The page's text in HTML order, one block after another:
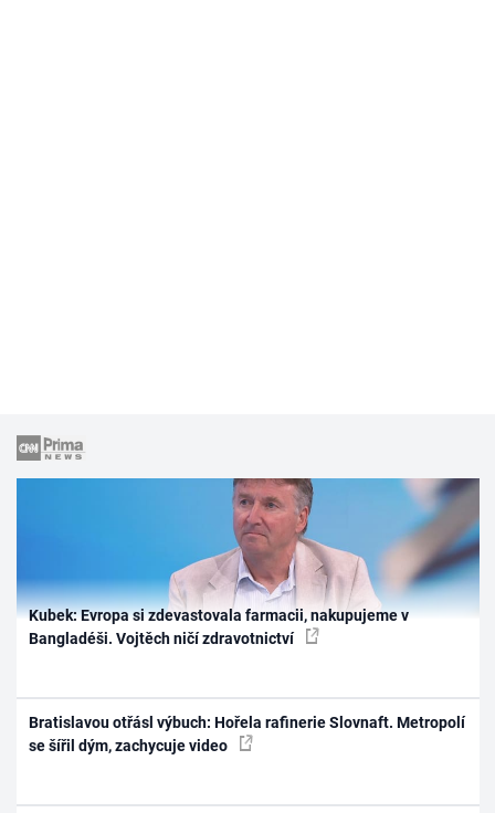
Kubek: Evropa si zdevastovala farmacii, nakupujeme v
Bangladéši. Vojtěch ničí zdravotnictví
Bratislavou otřásl výbuch: Hořela rafinerie Slovnaft. Metropolí
se šířil dým, zachycuje video